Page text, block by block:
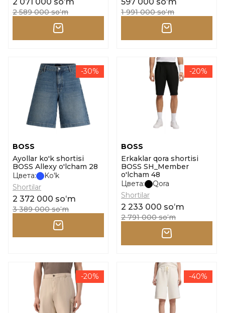
2 589 000 soʻm 1 991 000 soʻm
-30%
BOSS
Ayollar ko'k shortisi
BOSS Allexy o'lcham 28
Цвета:
Ko'k
Shortilar
2 372 000 soʻm
3 389 000 soʻm
-20%
BOSS
Erkaklar qora shortisi
BOSS SH_Member
o'lcham 48
Цвета:
Qora
Shortilar
2 233 000 soʻm
2 791 000 soʻm
-20% -40%